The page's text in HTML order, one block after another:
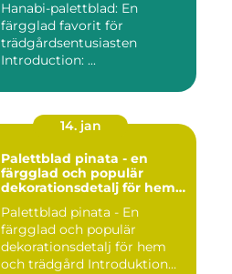
Hanabi-palettblad: En
färgglad favorit för
trädgårdsentusiasten
Introduction: ...
14. jan
Palettblad pinata - en
färgglad och populär
dekorationsdetalj för hem
Palettblad pinata - En
färgglad och populär
dekorationsdetalj för hem
och trädgård Introduktion